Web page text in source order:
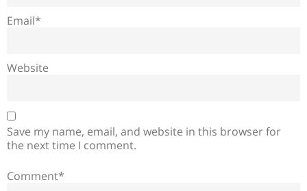
Email*
Website
Save my name, email, and website in this browser for
the next time I comment.
Comment*